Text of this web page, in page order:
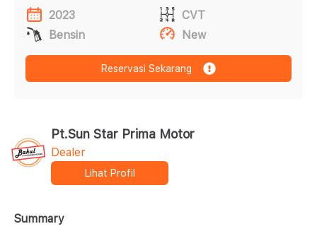
2023
CVT
Bensin
New
Reservasi Sekarang
Pt.Sun Star Prima Motor
Dealer
Lihat Profil
Summary